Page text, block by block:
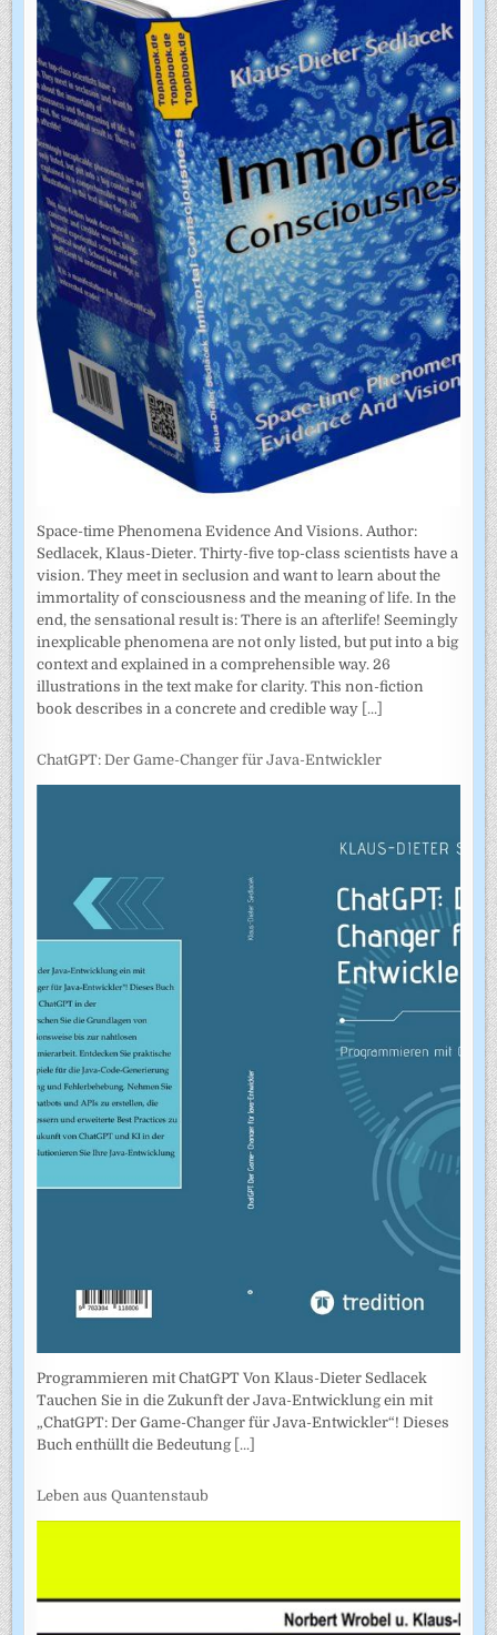
Space-time Phenomena Evidence And Visions. Author:
Sedlacek, Klaus-Dieter. Thirty-five top-class scientists have a
vision. They meet in seclusion and want to learn about the
immortality of consciousness and the meaning of life. In the
end, the sensational result is: There is an afterlife! Seemingly
inexplicable phenomena are not only listed, but put into a big
context and explained in a comprehensible way. 26
illustrations in the text make for clarity. This non-fiction
book describes in a concrete and credible way [...]
ChatGPT: Der Game-Changer für Java-Entwickler
Programmieren mit ChatGPT Von Klaus-Dieter Sedlacek
Tauchen Sie in die Zukunft der Java-Entwicklung ein mit
„ChatGPT: Der Game-Changer für Java-Entwickler“! Dieses
Buch enthüllt die Bedeutung [...]
Leben aus Quantenstaub